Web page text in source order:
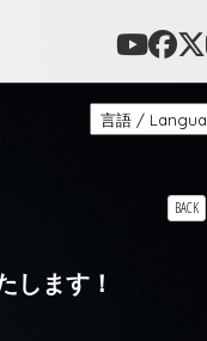
BACK
します！